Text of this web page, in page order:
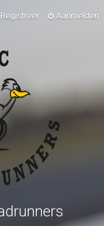
Aanmelden
Registreer